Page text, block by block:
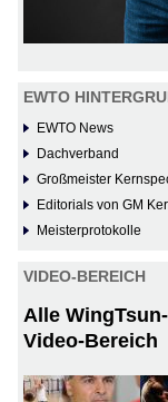
EWTO
EWTO News
Dachverband
Großmeister
Editorials von GM
Meisterprotokolle
VIDEO-BEREICH
Alle
Video-Bereich